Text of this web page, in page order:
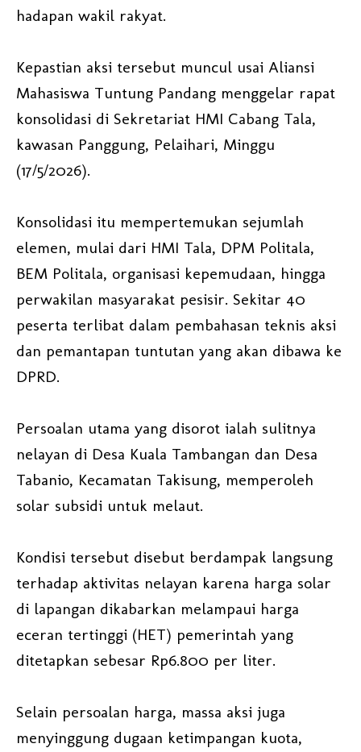
hadapan wakil rakyat.
Kepastian aksi tersebut muncul usai Aliansi
Mahasiswa Tuntung Pandang menggelar rapat
konsolidasi di Sekretariat HMI Cabang Tala,
kawasan Panggung, Pelaihari, Minggu
(17/5/2026).
Konsolidasi itu mempertemukan sejumlah
elemen, mulai dari HMI Tala, DPM Politala,
BEM Politala, organisasi kepemudaan, hingga
perwakilan masyarakat pesisir. Sekitar 40
peserta terlibat dalam pembahasan teknis aksi
dan pemantapan tuntutan yang akan dibawa ke
DPRD.
Persoalan utama yang disorot ialah sulitnya
nelayan di Desa Kuala Tambangan dan Desa
Tabanio, Kecamatan Takisung, memperoleh
solar subsidi untuk melaut.
Kondisi tersebut disebut berdampak langsung
terhadap aktivitas nelayan karena harga solar
di lapangan dikabarkan melampaui harga
eceran tertinggi (HET) pemerintah yang
ditetapkan sebesar Rp6.800 per liter.
Selain persoalan harga, massa aksi juga
menyinggung dugaan ketimpangan kuota,